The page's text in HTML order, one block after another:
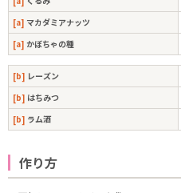
[a] マカダミアナッツ
[a] かぼちゃの種
[b] レーズン
[b] はちみつ
[b] ラム酒
作り方